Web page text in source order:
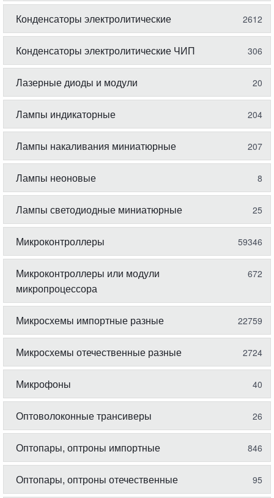
Конденсаторы электролитические 2612
Конденсаторы электролитические ЧИП 306
Лазерные диоды и модули 20
Лампы индикаторные 204
Лампы накаливания миниатюрные 207
Лампы неоновые 8
Лампы светодиодные миниатюрные 25
Микроконтроллеры 59346
Микроконтроллеры или модули
микропроцессора
672
Микросхемы импортные разные 22759
Микросхемы отечественные разные 2724
Микрофоны 40
Оптоволоконные трансиверы 26
Оптопары, оптроны импортные 846
Оптопары, оптроны отечественные 95